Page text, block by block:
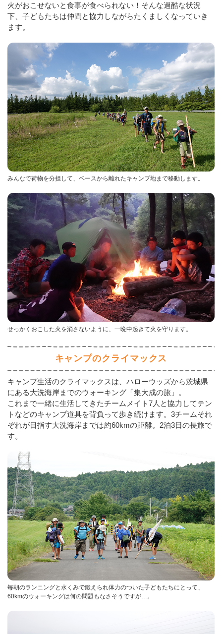
火がおこせないと食事が食べられない！そんな過酷な状況
下、子どもたちは仲間と協力しながらたくましくなっていき
ます。
みんなで荷物を分担して、ベースから離れたキャンプ地まで移動します。
せっかくおこした火を消さないように、一晩中起きて火を守ります。
キャンプのクライマックス
キャンプ生活のクライマックスは、ハローウッズから茨城県
にある大洗海岸までのウォーキング「集大成の旅」。
これまで一緒に生活してきたチームメイト7人と協力してテン
トなどのキャンプ道具を背負って歩き続けます。3チームそれ
ぞれが目指す大洗海岸までは約60kmの距離。2泊3日の長旅で
す。
毎朝のランニングと水くみで鍛えられ体力のついた子どもたちにとって、
60kmのウォーキングは何の問題もなさそうですが…。